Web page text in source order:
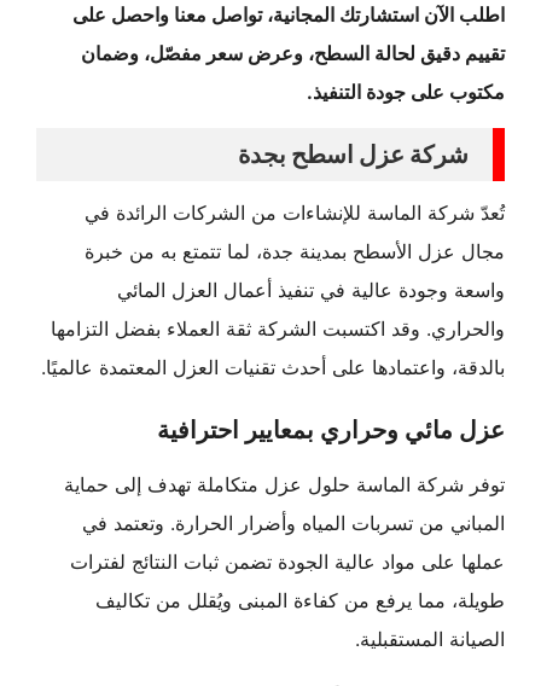
اطلب الآن استشارتك المجانية، تواصل معنا واحصل على
تقييم دقيق لحالة السطح، وعرض سعر مفصّل، وضمان
مكتوب على جودة التنفيذ.
شركة عزل اسطح بجدة
تُعدّ شركة الماسة للإنشاءات من الشركات الرائدة في
مجال عزل الأسطح بمدينة جدة، لما تتمتع به من خبرة
واسعة وجودة عالية في تنفيذ أعمال العزل المائي
والحراري. وقد اكتسبت الشركة ثقة العملاء بفضل التزامها
بالدقة، واعتمادها على أحدث تقنيات العزل المعتمدة عالميًا.
عزل مائي وحراري بمعايير احترافية
توفر شركة الماسة حلول عزل متكاملة تهدف إلى حماية
المباني من تسربات المياه وأضرار الحرارة. وتعتمد في
عملها على مواد عالية الجودة تضمن ثبات النتائج لفترات
طويلة، مما يرفع من كفاءة المبنى ويُقلل من تكاليف
الصيانة المستقبلية.